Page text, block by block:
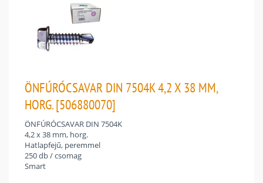
ÖNFÚRÓCSAVAR DIN 7504K 4,2 X 38 MM,
HORG. [506880070]
ÖNFÚRÓCSAVAR DIN 7504K
4,2 x 38 mm, horg.
Hatlapfejű, peremmel
250 db / csomag
Smart